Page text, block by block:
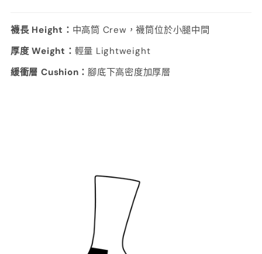
襪長 Height： 中高筒 Crew，襪筒位於小腿中間
厚度 Weight： 輕量 Lightweight
緩衝層 Cushion：腳底下高密度加厚層